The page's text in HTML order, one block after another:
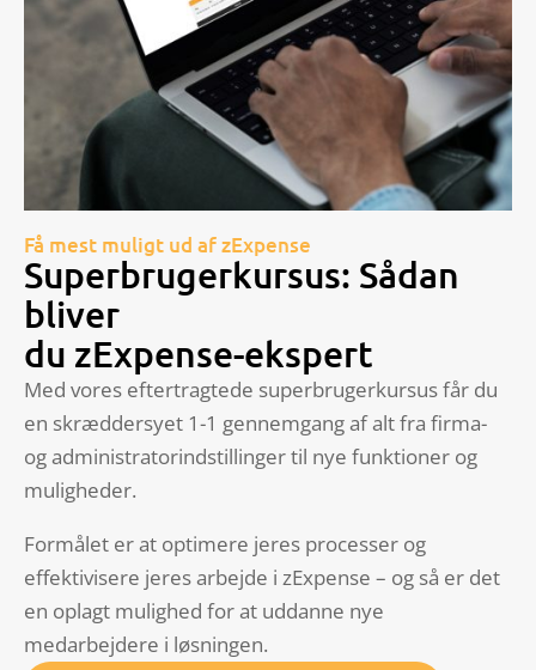
Få mest muligt ud af zExpense
Superbrugerkursus: Sådan
bliver
du zExpense-ekspert
Med vores eftertragtede superbrugerkursus får du
en skræddersyet 1-1 gennemgang af alt fra firma-
og administratorindstillinger til nye funktioner og
muligheder.
Formålet er at optimere jeres processer og
effektivisere jeres arbejde i zExpense – og så er det
en oplagt mulighed for at uddanne nye
medarbejdere i løsningen.